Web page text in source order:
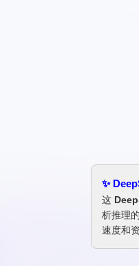
✨
这
析推理
速度和